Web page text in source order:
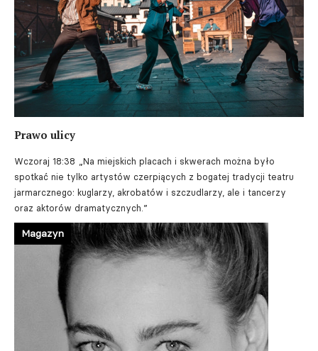
Prawo ulicy
Wczoraj 18:38
„Na miejskich placach i skwerach można było
spotkać nie tylko artystów czerpiących z bogatej tradycji teatru
jarmarcznego: kuglarzy, akrobatów i szczudlarzy, ale i tancerzy
oraz aktorów dramatycznych.”
Magazyn